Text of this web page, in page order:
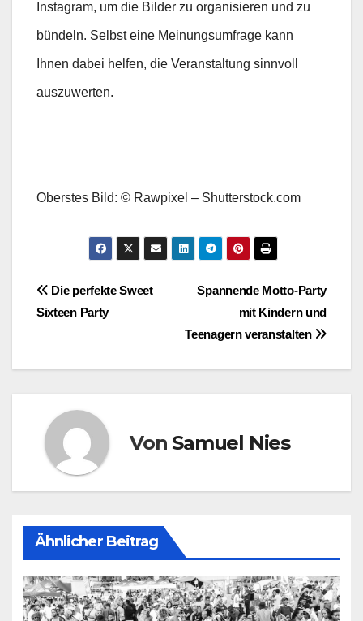
Instagram, um die Bilder zu organisieren und zu
bündeln. Selbst eine Meinungsumfrage kann
Ihnen dabei helfen, die Veranstaltung sinnvoll
auszuwerten.
Oberstes Bild: © Rawpixel – Shutterstock.com
Beitragsnavigation
Spannende Motto-Party
mit Kindern und
Teenagern veranstalten
Die perfekte Sweet
Sixteen Party
Von Samuel Nies
Ähnlicher Beitrag